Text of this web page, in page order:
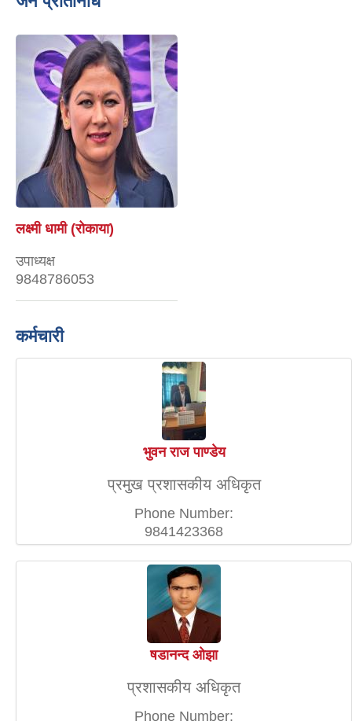
लक्ष्मी धामी (रोकाया)
उपाध्यक्ष
9848786053
कर्मचारी
भुवन राज पाण्डेय
प्रमुख प्रशासकीय अधिकृत
Phone Number:
9841423368
षडानन्द ओझा
प्रशासकीय अधिकृत
Phone Number: